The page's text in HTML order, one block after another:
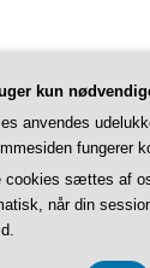
Powered by
kun
anvendes
fungerer
cookies sættes af
når din